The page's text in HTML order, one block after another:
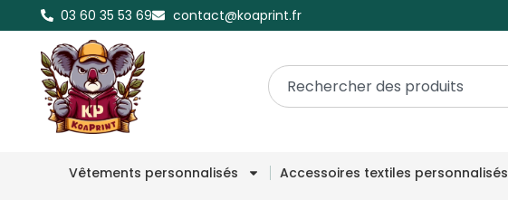
03 60 35 53 69 contact@koaprint.fr
Vêtements personnalisés Accessoires textiles personnalisés